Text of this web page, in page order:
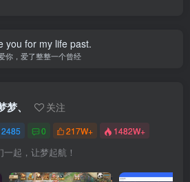
you for my life past.
你，爱了整整一个曾经
梦、 关注
2485 0 217W+ 1482W+
一起，让梦起航！